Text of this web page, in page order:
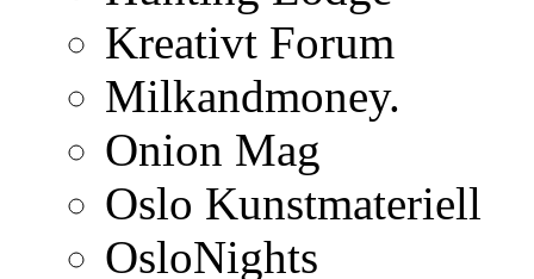
Kreativt Forum
Milkandmoney.
Onion Mag
Oslo Kunstmateriell
OsloNights